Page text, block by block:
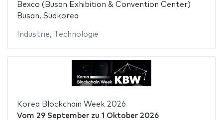
Bexco (Busan Exhibition & Convention Center)
Busan, Südkorea
Industrie, Technologie
Korea Blockchain Week 2026
Vom 29 Septemberzu 1 Oktober 2026